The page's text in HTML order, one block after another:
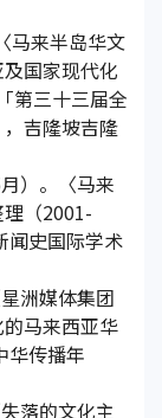
马来半岛华文
国家现代化
第三十三届全
吉隆坡吉隆
）。〈马来
（2001-
闻史国际学术
洲媒体集团
马来西亚华
华传播年
落的文化主